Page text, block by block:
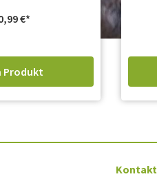
€
Produkt
Kontakt